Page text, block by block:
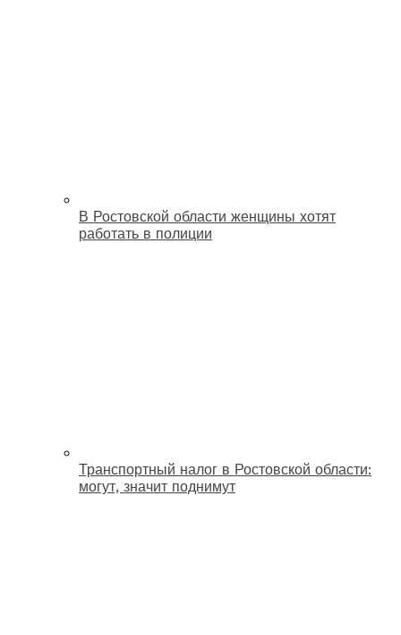
В Ростовской области женщины хотят
работать в полиции
Транспортный налог в Ростовской области:
могут, значит поднимут